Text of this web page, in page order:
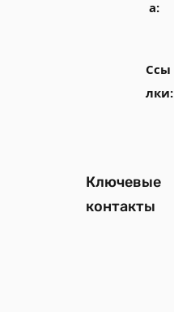
а:
Ссы
лки:
Ключевые
контакты